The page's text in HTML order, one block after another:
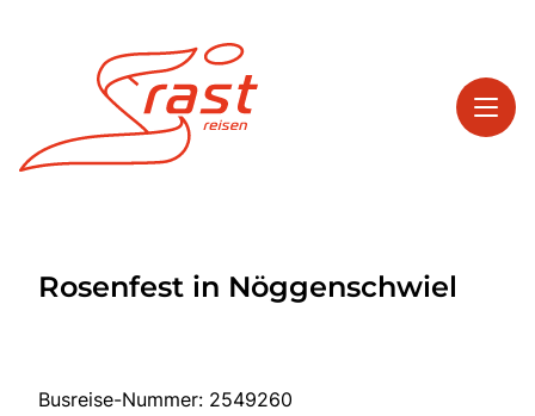
Highlights
Rosenfest in Nöggenschwiel
Busreise-Nummer: 2549260